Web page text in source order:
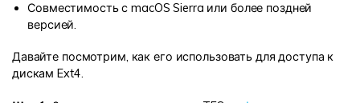
Совместимость с macOS Sierra или более поздней
версией.
Давайте посмотрим, как его использовать для доступа к
дискам Ext4.